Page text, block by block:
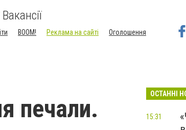
Вакансії
BOOM! Реклама на сайті
Оголошення
печали.
ОСТАННІ
15:31